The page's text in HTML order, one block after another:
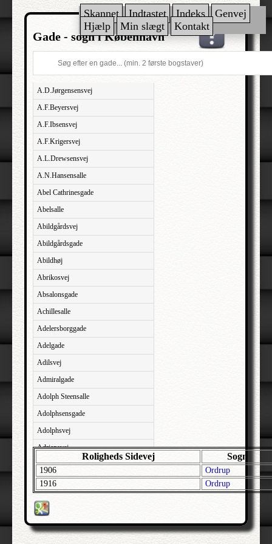
Skannet Indtastet Indeks
Genvej
Hjælp
Min slægt Kontakt
Gade - sogn i København
A.D.Jørgensensvej
A.F.Beyersvej
A.F.Ibsensvej
A.F.Krigersvej
A.L.Drewsensvej
A.N.Hansensalle
Abel Cathrinesgade
Abelsalle
Abildgårdsvej
Abildgårdsgade
Abildhøj
Abrikosvej
Absalonsgade
Achillesalle
Adelersborggade
Adelgade
Adilsvej
Admiralgade
Adolph Steensalle
Adolphsensgade
Adolphsvej
Adriansvej
Aftenbakken
Agavevej
Agerlandsvej
Agermosen
Agerskovvej
Roligheds Sidevej Sogn
1906
Ordrup
1916
Ordrup